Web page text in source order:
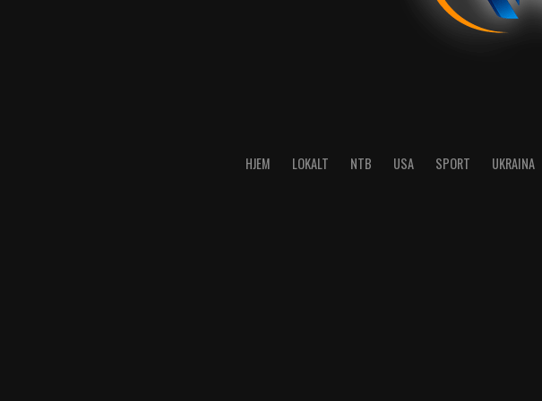
HJEM LOKALT NTB USA SPORT UKRAINA